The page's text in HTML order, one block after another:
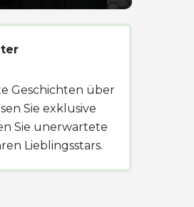
Geschichten über
Sie exklusive
Sie unerwartete
Lieblingsstars.